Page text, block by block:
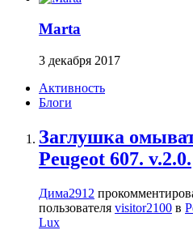
Marta
3 декабря 2017
Активность
Блоги
Заглушка
Peugeot 607. v.2.0.
Дима2912
пользователя visitor2100 в
Lux